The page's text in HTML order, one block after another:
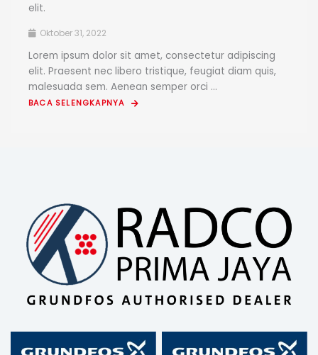
elit.
Oktober 31, 2022
Lorem ipsum dolor sit amet, consectetur adipiscing
elit. Praesent nec libero tristique, feugiat diam quis,
malesuada sem. Aenean semper orci ...
BACA SELENGKAPNYA